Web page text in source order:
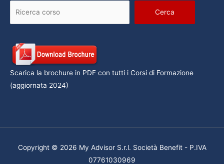
Cerca
Scarica la brochure in PDF con tutti i Corsi di Formazione
(aggiornata 2024)
Copyright © 2026 My Advisor S.r.l. Società Benefit - P.IVA
07761030969